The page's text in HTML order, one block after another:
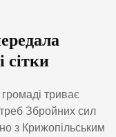
сітки
триває
Збройних сил
з Крижопільським